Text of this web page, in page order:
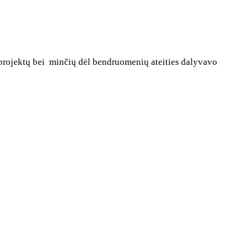
bei minčių dėl bendruomenių ateities dalyvavo